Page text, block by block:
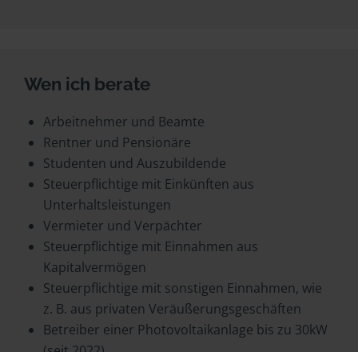
Wen ich berate
Arbeitnehmer und Beamte
Rentner und Pensionäre
Studenten und Auszubildende
Steuerpflichtige mit Einkünften aus
Unterhaltsleistungen
Vermieter und Verpächter
Steuerpflichtige mit Einnahmen aus
Kapitalvermögen
Steuerpflichtige mit sonstigen Einnahmen, wie
z. B. aus privaten Veräußerungsgeschäften
Betreiber einer Photovoltaikanlage bis zu 30kW